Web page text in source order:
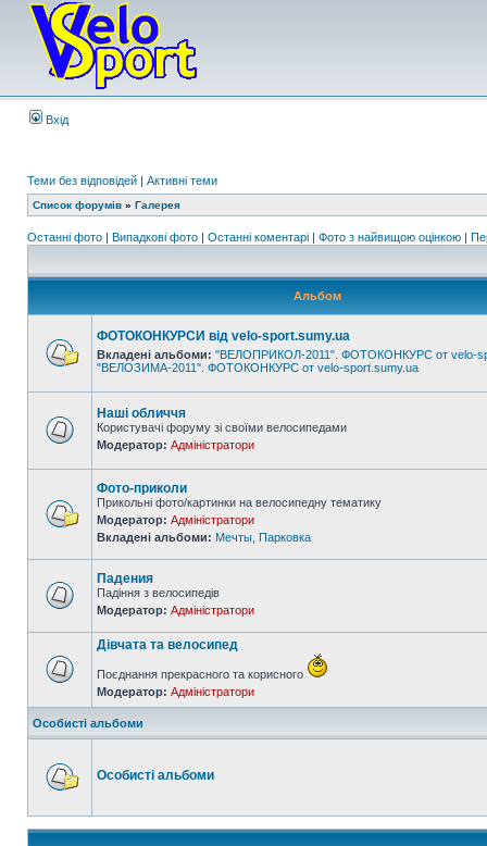
Вхід
Теми без відповідей | Активні теми
Список форумів » Галерея
Останні фото | Випадкові фото | Останні коментарі | Фото з найвищою оцінкою |
Альбом
ФОТОКОНКУРСИ від velo-sport.sumy.ua
Вкладені альбоми: "ВЕЛОПРИКОЛ-2011". ФОТОКОНКУРС от velo-
"ВЕЛОЗИМА-2011". ФОТОКОНКУРС от velo-sport.sumy.ua
Наші обличчя
Користувачі форуму зі своїми велосипедами
Модератор: Адміністратори
Фото-приколи
Прикольні фото/картинки на велосипедну тематику
Модератор: Адміністратори
Вкладені альбоми: Мечты Парковка
Падения
Падіння з велосипедів
Модератор: Адміністратори
Дівчата та велосипед
Поєднання прекрасного та корисного
Модератор: Адміністратори
Особисті альбоми
Особисті альбоми